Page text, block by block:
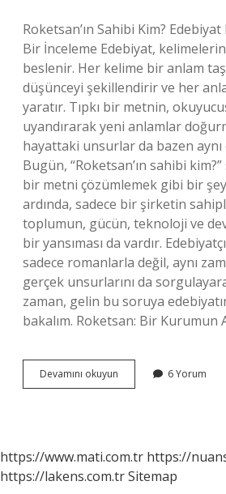
Roketsan’ın Sahibi Kim?
Bir İnceleme Edebiyat,
beslenir. Her kelime bir anlam
düşünceyi şekillendirir ve her
yaratır. Tıpkı bir metnin,
uyandırarak yeni anlamlar
hayattaki unsurlar da bazen aynı
Bugün, “Roketsan’ın sahibi
bir metni çözümlemek gibi bir
ardında, sadece bir şirketin
toplumun, gücün, teknoloji ve
bir yansıması da vardır.
sadece romanlarla değil, aynı
gerçek unsurlarını da
zaman, gelin bu soruya
bakalım. Roketsan: Bir Kurumun
Devamını okuyun Roketsanın
sahibi
6 Yorum
https://www.mati.com.tr https://
https://lakens.com.trSitemap